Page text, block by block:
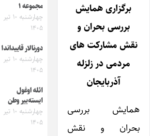
برگزاری همایش
بررسی بحران و
نقش مشارکت های
مردمی در زلزله
آذربایجان
همایش بررسی
بحران و نقش
مجموعه ۱
چهارشنبه ۱۰ تیر
۱۴۰۵
دورنالار قاییداندا
چهارشنبه ۱۰ تیر
۱۴۰۵
ائله اوغول
ایسته‌ییر وطن
چهارشنبه ۱۰ تیر
۱۴۰۵